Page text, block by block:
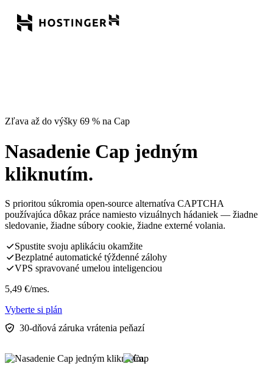
Zľava až do výšky 69 % na Cap
Nasadenie Cap jedným
kliknutím.
S prioritou súkromia open-source alternatíva CAPTCHA
používajúca dôkaz práce namiesto vizuálnych hádaniek — žiadne
sledovanie, žiadne súbory cookie, žiadne externé volania.
Spustite svoju aplikáciu okamžite
Bezplatné automatické týždenné zálohy
VPS spravované umelou inteligenciou
5,49 €/mes.
Vyberte si plán
30-dňová záruka vrátenia peňazí